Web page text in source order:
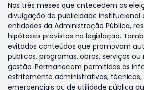
Nos três meses que antecedem as
divulgação de publicidade institucional
entidades da Administração Pública,
hipóteses previstas na legislação.
evitados conteúdos que promovam
públicos, programas, obras, serviços ou
gestão. Permanecem permitidas as
estritamente administrativas, técnicas,
emergenciais ou de utilidade pública